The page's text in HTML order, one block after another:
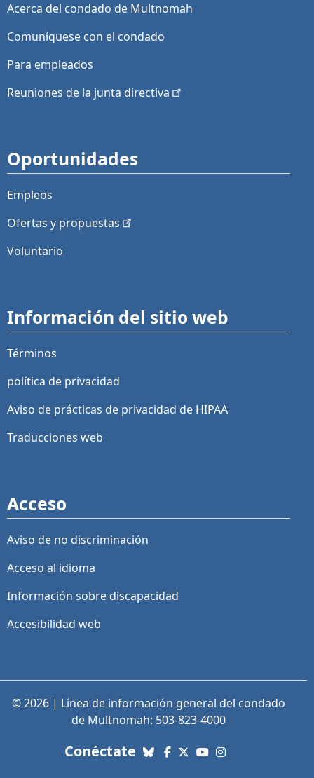
Acerca del condado de Multnomah
Comuníquese con el condado
Para empleados
Reuniones de la junta directiva
Oportunidades
Empleos
Ofertas y propuestas
Voluntario
Información del sitio web
Términos
política de privacidad
Aviso de prácticas de privacidad de HIPAA
Traducciones web
Acceso
Aviso de no discriminación
Acceso al idioma
Información sobre discapacidad
Accesibilidad web
© 2026 | Línea de información general del condado
de Multnomah: 503-823-4000
Conéctate con nosotros. Enlaces a
Bluesky
Facebook
X (Twitter)
YouTube
Instagram